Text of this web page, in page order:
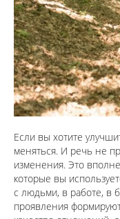
Если вы хотите
меняться. И речь не
изменения. Это
которые вы
с людьми, в работе, в
проявления